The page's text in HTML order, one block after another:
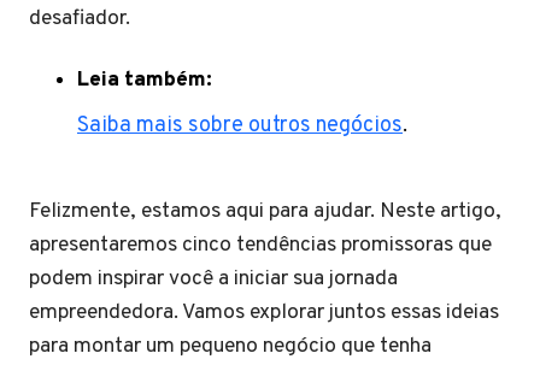
desafiador.
Leia também:
Saiba mais sobre outros negócios.
Felizmente, estamos aqui para ajudar. Neste artigo,
apresentaremos cinco tendências promissoras que
podem inspirar você a iniciar sua jornada
empreendedora. Vamos explorar juntos essas ideias
para montar um pequeno negócio que tenha